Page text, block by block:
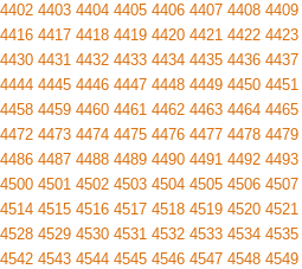
4402 4403 4404 4405 4406 4407 4408 4409
4416 4417 4418 4419 4420 4421 4422 4423
4430 4431 4432 4433 4434 4435 4436 4437
4444 4445 4446 4447 4448 4449 4450 4451
4458 4459 4460 4461 4462 4463 4464 4465
4472 4473 4474 4475 4476 4477 4478 4479
4486 4487 4488 4489 4490 4491 4492 4493
4500 4501 4502 4503 4504 4505 4506 4507
4514 4515 4516 4517 4518 4519 4520 4521
4528 4529 4530 4531 4532 4533 4534 4535
4542 4543 4544 4545 4546 4547 4548 4549